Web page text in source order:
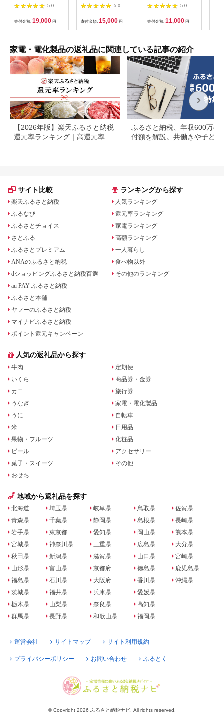
1200
5.0
寄付金額: 19,000 円
イプ 60形相当ILW-
5.0
寄付金額: 15,000 円
製リサイクルインクカ
ートリッジ LC3117-
4PK用JIT-B31174P
5.0
寄付金額: 11,000 円
家電・電化製品の返礼品に関連している記事の紹介
【2026年版】楽天ふるさと納税
還元率ランキング｜高還元率返
ふるさと納税、年収600万の
付額を解説。共働きや子ども
サイト比較
楽天ふるさと納税
ふるなび
ふるさとチョイス
さとふる
ふるさとプレミアム
ANAのふるさと納税
dショッピングふるさと納税百選
au PAY ふるさと納税
ふるさと本舗
ヤフーのふるさと納税
マイナビふるさと納税
ポイント還元キャンペーン
ランキングから探す
人気ランキング
還元率ランキング
家電ランキング
高額ランキング
一人暮らし
食べ物以外
その他のランキング
人気の返礼品から探す
牛肉
いくら
カニ
うなぎ
うに
米
果物・フルーツ
ビール
菓子・スイーツ
おせち
定期便
商品券・金券
旅行券
家電・電化製品
自転車
日用品
化粧品
アクセサリー
その他
地域から返礼品を探す
北海道
青森県
岩手県
宮城県
秋田県
山形県
福島県
茨城県
栃木県
群馬県
埼玉県
千葉県
東京都
神奈川県
新潟県
富山県
石川県
福井県
山梨県
長野県
岐阜県
静岡県
愛知県
三重県
滋賀県
京都府
大阪府
兵庫県
奈良県
和歌山県
鳥取県
島根県
岡山県
広島県
山口県
徳島県
香川県
愛媛県
高知県
福岡県
佐賀県
長崎県
熊本県
大分県
宮崎県
鹿児島県
沖縄県
運営会社 サイトマップ サイト利用規約
プライバシーポリシー お問い合わせ ふるとく
© Copyright 2026 ふるさと納税ナビ. All rights reserved.